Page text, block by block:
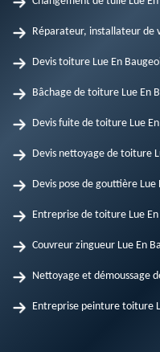
Réparateur, installateur de
Devis toiture Lue En
Bâchage de toiture Lue En
Devis fuite de toiture Lue
Devis nettoyage de toiture
Devis pose de gouttière Lue
Entreprise de toiture Lue
Couvreur zingueur Lue En
Nettoyage et démoussage
Entreprise peinture toiture